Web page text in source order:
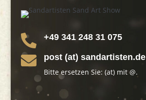
 +49 341 248 31 075
 post (at) sandartisten.de
Bitte ersetzen Sie: (at) mit @.